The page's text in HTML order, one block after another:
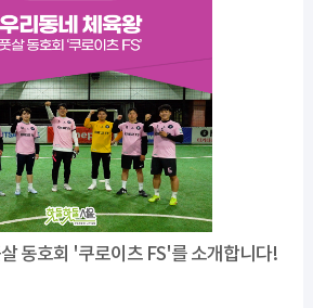
동호회 '쿠로이츠 FS'를 소개합니다!